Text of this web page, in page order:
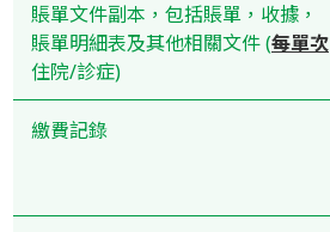
賬單文件副本，包括賬單，收據，
賬單明細表及其他相關文件 (每單次
住院/診症)
繳費記錄